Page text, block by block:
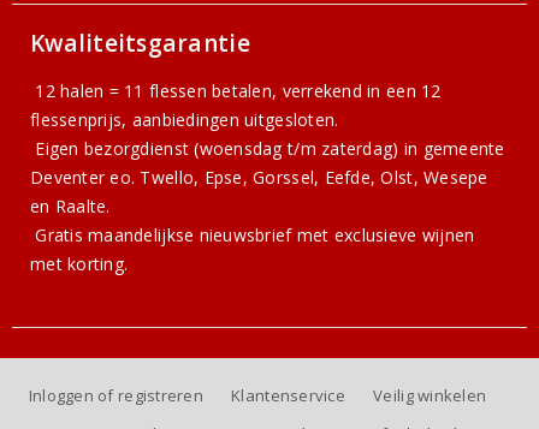
Kwaliteitsgarantie
12 halen = 11 flessen betalen, verrekend in een 12
flessenprijs, aanbiedingen uitgesloten.
Eigen bezorgdienst (woensdag t/m zaterdag) in gemeente
Deventer eo. Twello, Epse, Gorssel, Eefde, Olst, Wesepe
en Raalte.
Gratismaandelijkse nieuwsbriefmet exclusieve wijnen
met korting.
Inloggen of registreren Klantenservice
Veilig winkelen